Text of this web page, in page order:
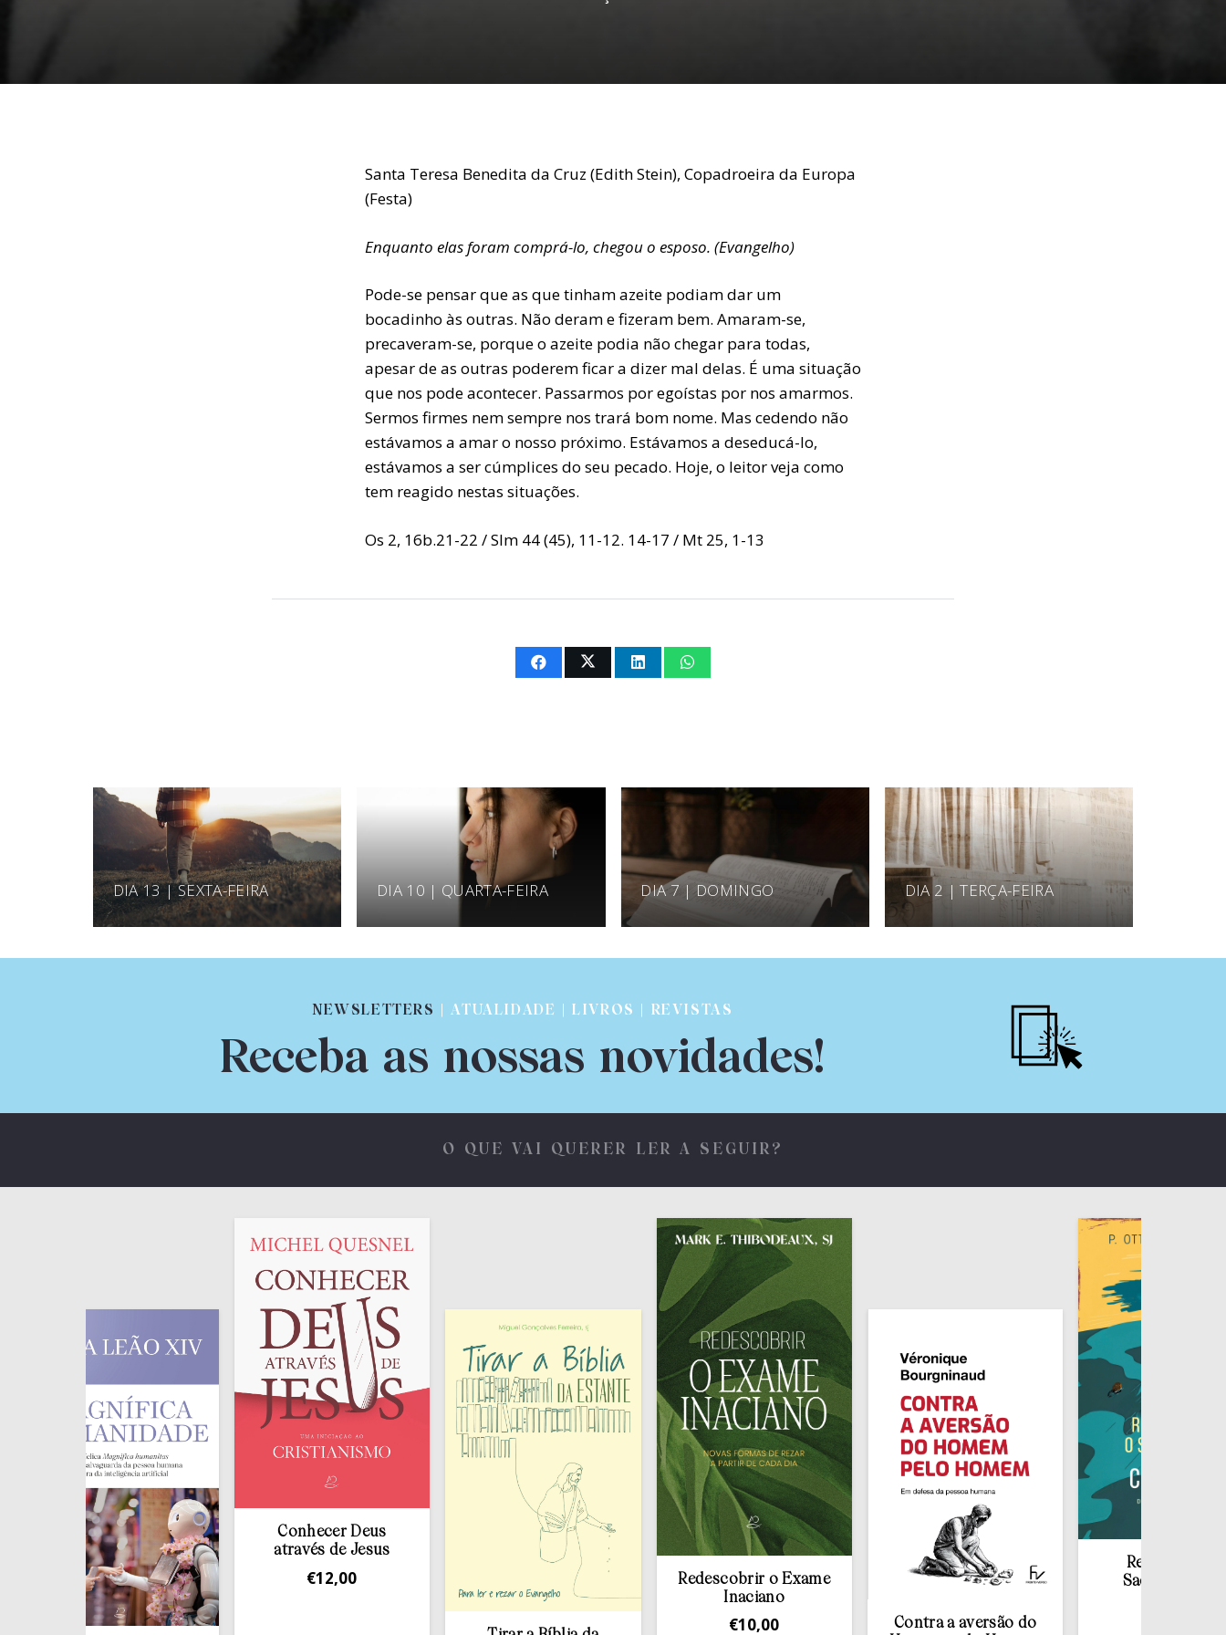
Santa Teresa Benedita da Cruz (Edith Stein), Copadroeira da Europa
(Festa)
Enquanto elas foram comprá-lo, chegou o esposo. (Evangelho)
Pode-se pensar que as que tinham azeite podiam dar um
bocadinho às outras. Não deram e fizeram bem. Amaram-se,
precaveram-se, porque o azeite podia não chegar para todas,
apesar de as outras poderem ficar a dizer mal delas. É uma situação
que nos pode acontecer. Passarmos por egoístas por nos amarmos.
Sermos firmes nem sempre nos trará bom nome. Mas cedendo não
estávamos a amar o nosso próximo. Estávamos a deseducá-lo,
estávamos a ser cúmplices do seu pecado. Hoje, o leitor veja como
tem reagido nestas situações.
Os 2, 16b.21-22 / Slm 44 (45), 11-12. 14-17 / Mt 25, 1-13
DIA 13 | SEXTA-FEIRA DIA 10 | QUARTA-FEIRA DIA 7 | DOMINGO DIA 2 | TERÇA-FEIRA
NEWSLETTERS | ATUALIDADE | LIVROS | REVISTAS
Receba as nossas novidades!
O QUE VAI QUERER LER A SEGUIR?
Conhecer Deus
através de Jesus
12,00
Redescobrir o Exame
Inaciano
10,00
Contra a aversão do
Redescobrir o
Sacramento da